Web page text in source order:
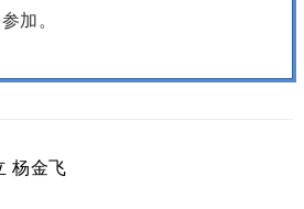
加。
杨金飞